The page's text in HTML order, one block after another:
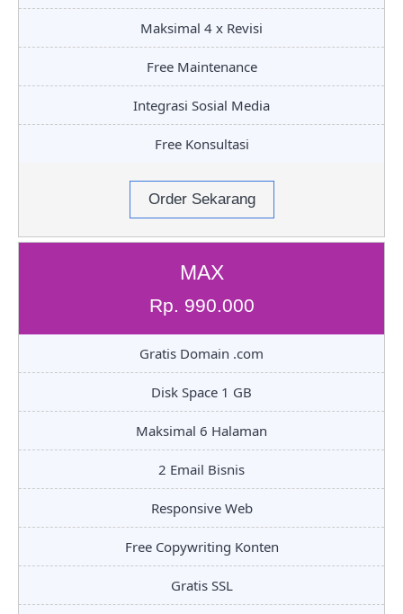
Maksimal 4 x Revisi
Free Maintenance
Integrasi Sosial Media
Free Konsultasi
Order Sekarang
MAX
Rp. 990.000
Gratis Domain .com
Disk Space 1 GB
Maksimal 6 Halaman
2 Email Bisnis
Responsive Web
Free Copywriting Konten
Gratis SSL